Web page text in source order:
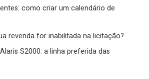
como criar um calendário de
revenda for inabilitada na licitação?
S2000: a linha preferida das